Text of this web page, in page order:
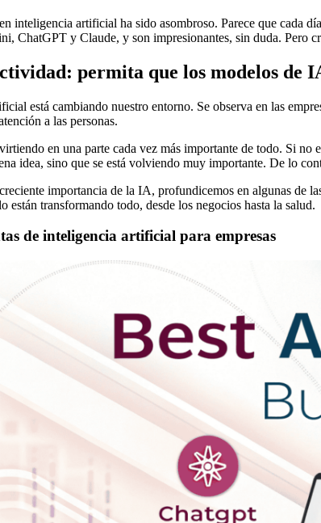
inteligencia artificial ha sido asombroso. Parece que cada
ChatGPT y Claude, y son impresionantes, sin duda. Pero
permita que los modelos de
está cambiando nuestro entorno. Se observa en las
a las personas.
en una parte cada vez más importante de todo. Si
idea, sino que se está volviendo muy importante. De lo
importancia de la IA, profundicemos en algunas de
están transformando todo, desde los negocios hasta la salud.
de inteligencia artificial para empresas